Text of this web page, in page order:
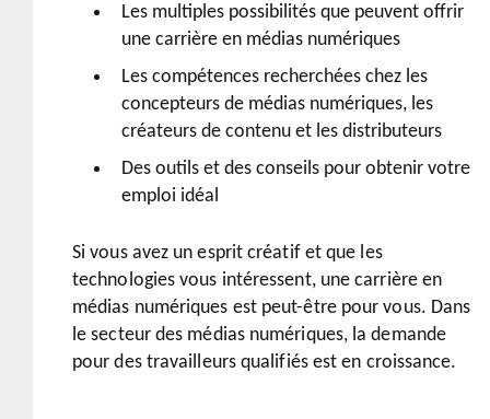
Les multiples possibilités que peuvent offrir
une carrière en médias numériques
Les compétences recherchées chez les
concepteurs de médias numériques, les
créateurs de contenu et les distributeurs
Des outils et des conseils pour obtenir votre
emploi idéal
Si vous avez un esprit créatif et que les
technologies vous intéressent, une carrière en
médias numériques est peut-être pour vous. Dans
le secteur des médias numériques, la demande
pour des travailleurs qualifiés est en croissance.